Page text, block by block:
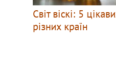
Світ віскі: 5
різних країн